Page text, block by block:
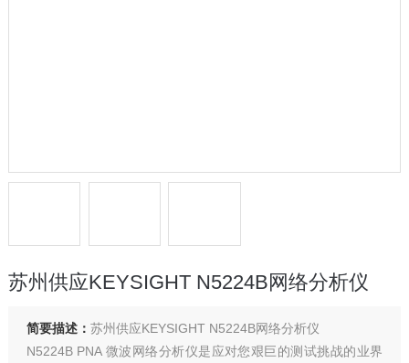
苏州供应KEYSIGHT N5224B网络分析仪
简要描述： 苏州供应KEYSIGHT N5224B网络分析仪
N5224B PNA 微波网络分析仪是应对您艰巨的测试挑战的业界